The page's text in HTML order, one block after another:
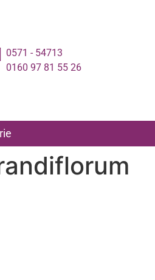
0571 - 54713
0160 97 81 55 26